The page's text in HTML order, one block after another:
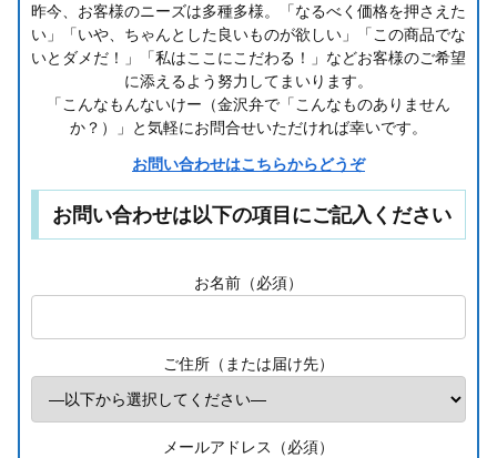
昨今、お客様のニーズは多種多様。「なるべく価格を押さえた
い」「いや、ちゃんとした良いものが欲しい」「この商品でな
いとダメだ！」「私はここにこだわる！」などお客様のご希望
に添えるよう努力してまいります。
「こんなもんないけー（金沢弁で「こんなものありません
か？）」と気軽にお問合せいただければ幸いです。
お問い合わせはこちらからどうぞ
お問い合わせは以下の項目にご記入ください
お名前（必須）
ご住所（または届け先）
メールアドレス（必須）